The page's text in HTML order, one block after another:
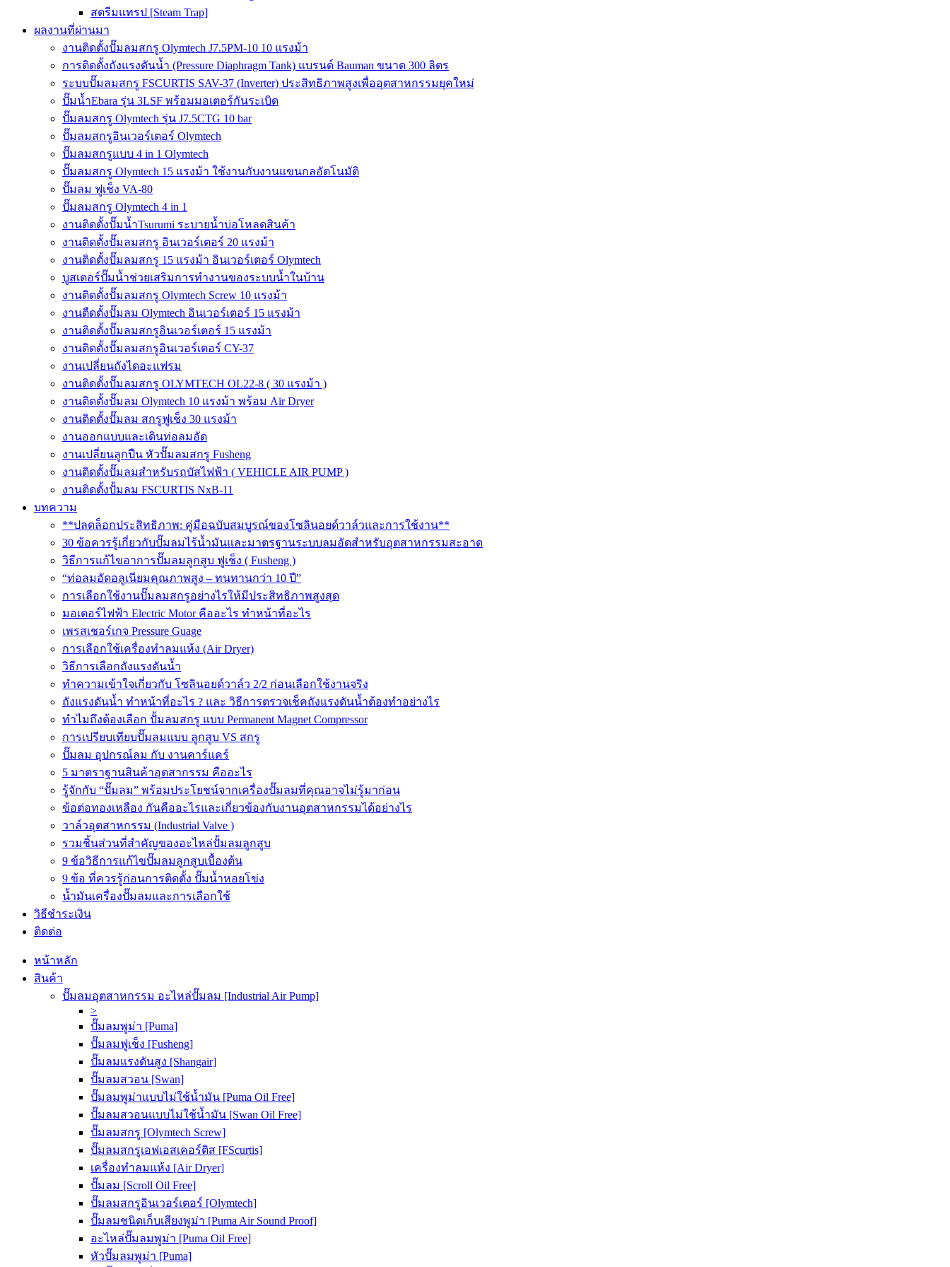
สตรีมแทรป [Steam Trap]
ผลงานที่ผ่านมา
งานติดตั้งปั๊มลมสกรู Olymtech J7.5PM-10 10 แรงม้า
การติดตั้งถังแรงดันน้ำ (Pressure Diaphragm Tank) แบรนด์ Bauman ขนาด 300 ลิตร
ระบบปั๊มลมสกรู FSCURTIS SAV-37 (Inverter) ประสิทธิภาพสูงเพื่ออุตสาหกรรมยุคใหม่
ปั๊มน้ำEbara รุ่น 3LSF พร้อมมอเตอร์กันระเบิด
ปั๊มลมสกรู Olymtech รุ่น J7.5CTG 10 bar
ปั๊มลมสกรูอินเวอร์เตอร์ Olymtech
ปั๊มลมสกรูแบบ 4 in 1 Olymtech
ปั๊มลมสกรู Olymtech 15 แรงม้า ใช้งานกับงานแขนกลอัตโนมัติ
ปั๊มลม ฟูเช็ง VA-80
ปั๊มลมสกรู Olymtech 4 in 1
งานติดตั้งปั๊มน้ำTsurumi ระบายน้ำบ่อโหลดสินค้า
งานติดตั้งปั๊มลมสกรู อินเวอร์เตอร์ 20 แรงม้า
งานติดตั้งปั๊มลมสกรู 15 แรงม้า อินเวอร์เตอร์ Olymtech
บูสเตอร์ปั๊มน้ำช่วยเสริมการทำงานของระบบน้ำในบ้าน
งานติดตั้งปั๊มลมสกรู Olymtech Screw 10 แรงม้า
งานตืดตั้งปั๊มลม Olymtech อินเวอร์เตอร์ 15 แรงม้า
งานติดตั้งปั๊มลมสกรูอินเวอร์เตอร์ 15 แรงม้า
งานติดตั้งปั๊มลมสกรูอินเวอร์เตอร์ CY-37
งานเปลี่ยนถังไดอะแฟรม
งานติดตั้งปั๊มลมสกรู OLYMTECH OL22-8 ( 30 แรงม้า )
งานติดตั้งปั๊มลม Olymtech 10 แรงม้า พร้อม Air Dryer
งานติดตั้งปั๊มลม สกรูฟูเช็ง 30 แรงม้า
งานออกแบบและเดินท่อลมอัด
งานเปลี่ยนลูกปืน หัวปั๊มลมสกรู Fusheng
งานติดตั้งปั๊มลมสำหรับรถบัสไฟฟ้า ( VEHICLE AIR PUMP )
งานติดตั้งปั้มลม FSCURTIS NxB-11
บทความ
**ปลดล็อกประสิทธิภาพ: คู่มือฉบับสมบูรณ์ของโซลินอยด์วาล์วและการใช้งาน**
30 ข้อควรรู้เกี่ยวกับปั๊มลมไร้น้ำมันและมาตรฐานระบบลมอัดสำหรับอุตสาหกรรมสะอาด
วิธีการแก้ไขอาการปั๊มลมลูกสูบ ฟูเช็ง ( Fusheng )
“ท่อลมอัดอลูเนียมคุณภาพสูง – ทนทานกว่า 10 ปี”
การเลือกใช้งานปั๊มลมสกรูอย่างไรให้มีประสิทธิภาพสูงสุด
มอเตอร์ไฟฟ้า Electric Motor คืออะไร ทำหน้าที่อะไร
เพรสเชอร์เกจ Pressure Guage
การเลือกใช้เครื่องทำลมแห้ง (Air Dryer)
วิธีการเลือกถังแรงดันน้ำ
ทำความเข้าใจเกี่ยวกับ โซลินอยด์วาล์ว 2/2 ก่อนเลือกใช้งานจริง
ถังแรงดันน้ำ ทำหน้าที่อะไร ? และ วิธีการตรวจเช็คถังแรงดันน้ำต้องทำอย่างไร
ทำไมถึงต้องเลือก ปั้มลมสกรู แบบ Permanent Magnet Compressor
การเปรียบเทียบปั๊มลมแบบ ลูกสูบ VS สกรู
ปั๊มลม อุปกรณ์ลม กับ งานคาร์แคร์
5 มาตราฐานสินค้าอุตสากรรม คืออะไร
รู้จักกับ “ปั๊มลม” พร้อมประโยชน์จากเครื่องปั๊มลมที่คุณอาจไม่รู้มาก่อน
ข้อต่อทองเหลือง กันคืออะไรและเกี่ยวข้องกับงานอุตสาหกรรมได้อย่างไร
วาล์วอุตสาหกรรม (Industrial Valve )
รวมชิ้นส่วนที่สำคัญของอะไหล่ปั้มลมลูกสูบ
9 ข้อวิธีการแก้ไขปั๊มลมลูกสูบเบื้องต้น
9 ข้อ ที่ควรรู้ก่อนการติดตั้ง ปั๊มน้ำหอยโข่ง
น้ำมันเครื่องปั๊มลมและการเลือกใช้
วิธีชำระเงิน
ติดต่อ
หน้าหลัก
สินค้า
ปั๊มลมอุตสาหกรรม อะไหล่ปั๊มลม [Industrial Air Pump]
>
ปั๊มลมพูม่า [Puma]
ปั๊มลมฟูเช็ง [Fusheng]
ปั๊มลมแรงดันสูง [Shangair]
ปั๊มลมสวอน [Swan]
ปั๊มลมพูม่าแบบไม่ใช้น้ำมัน [Puma Oil Free]
ปั๊มลมสวอนแบบไม่ใช้น้ำมัน [Swan Oil Free]
ปั๊มลมสกรู [Olymtech Screw]
ปั๊มลมสกรูเอฟเอสเคอร์ติส [FScurtis]
เครื่องทำลมแห้ง [Air Dryer]
ปั๊มลม [Scroll Oil Free]
ปั๊มลมสกรูอินเวอร์เตอร์ [Olymtech]
ปั๊มลมชนิดเก็บเสียงพูม่า [Puma Air Sound Proof]
อะไหล่ปั๊มลมพูม่า [Puma Oil Free]
หัวปั๊มลมพูม่า [Puma]